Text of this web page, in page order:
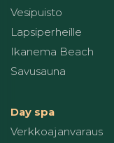
Vesipuisto
Lapsiperheille
Ikanema Beach
Savusauna
Day spa
Verkkoajanvaraus